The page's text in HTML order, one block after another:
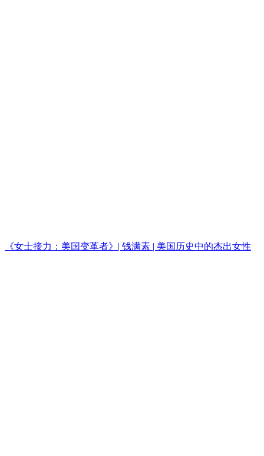
《女士接力：美国变革者》| 钱满素 | 美国历史中的杰出女性